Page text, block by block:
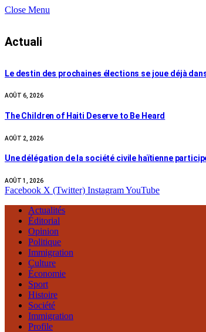
Close Menu
Actuali
Le destin des prochaines élections se joue déjà
AOÛT 6, 2026
The Children of Haiti Deserve to Be Heard
AOÛT 2, 2026
Une délégation de la société civile haïtienne
AOÛT 1, 2026
Facebook X (Twitter) InstagramYouTube
Actualités
Éditorial
Opinion
Politique
Immigration
Culture
Économie
Sport
Histoire
Société
Immigration
Profile